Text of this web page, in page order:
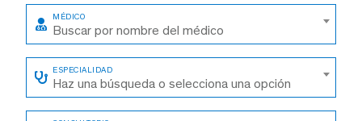
Buscar por nombre del médico
Haz una búsqueda o selecciona una opción